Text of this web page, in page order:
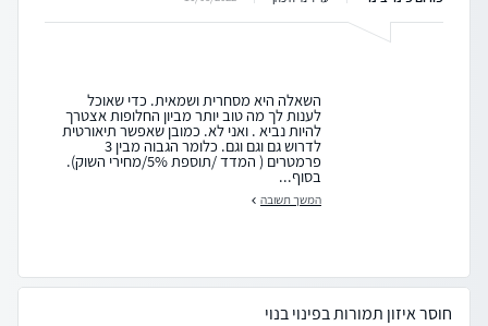
השאלה היא מסחרית ושמאית. כדי שאוכל
לענות לך מה טוב יותר מביון החלופות אצטרך
להיות נביא . ואני לא. כמובן שאפשר תיאורטית
לדרוש גם וגם וגם. כלומר הגבוה מבין 3
פרמטרים ( המדד /תוספת 5%/מחירי השוק).
בסוף...
המשך תשובה
חוסר איזון תמורות בפינוי בנוי